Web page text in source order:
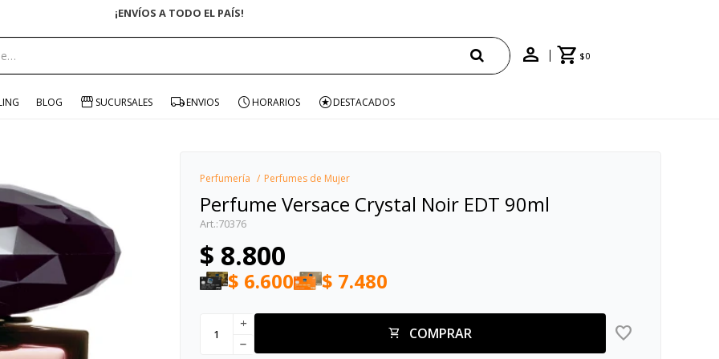
ENVÍO GRATIS EN COMPRAS +$1500 CON CUPÓN "ENVÍO"
$0
BLOG SUCURSALES ENVIOS HORARIOS DESTACADOS
Perfumería Perfumes de Mujer
Perfume Versace Crystal Noir EDT 90ml
70376
$ 8.800
$ 6.600 $ 7.480
COMPRAR
add
remove